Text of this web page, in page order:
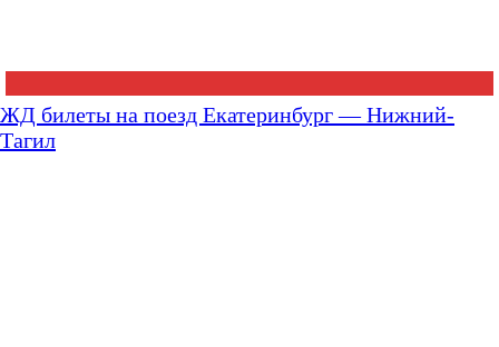
ЖД билеты на поезд Екатеринбург — Нижний-
Тагил